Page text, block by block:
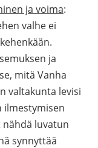
ja voima:
valhe ei
ja
mitä Vanha
valtakunta levisi
ilmestymisen
nähdä luvatun
synnyttää